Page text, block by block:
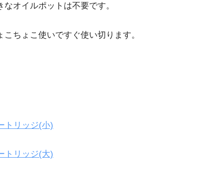
オイルポットは不要です。
ちょこ使いですぐ使い切ります。
トリッジ(小)
トリッジ(大)